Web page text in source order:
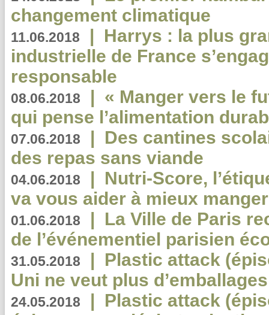
changement climatique
11.06.2018 | Harrys : la plus
industrielle de France
responsable
08.06.2018 | « Manger vers le
qui pense l’alimentation
07.06.2018 | Des cantines
des repas sans viande
04.06.2018 | Nutri-Score,
va vous aider à mieux
01.06.2018 | La Ville de Paris
de l’événementiel parisien
31.05.2018 | Plastic attack
Uni ne veut plus
24.05.2018 | Plastic attack